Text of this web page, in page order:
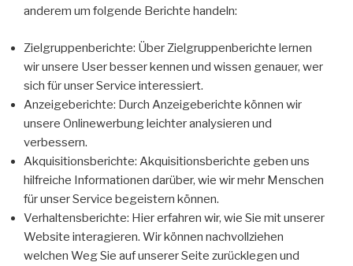
anderem um folgende Berichte handeln:
Zielgruppenberichte: Über Zielgruppenberichte lernen
wir unsere User besser kennen und wissen genauer, wer
sich für unser Service interessiert.
Anzeigeberichte: Durch Anzeigeberichte können wir
unsere Onlinewerbung leichter analysieren und
verbessern.
Akquisitionsberichte: Akquisitionsberichte geben uns
hilfreiche Informationen darüber, wie wir mehr Menschen
für unser Service begeistern können.
Verhaltensberichte: Hier erfahren wir, wie Sie mit unserer
Website interagieren. Wir können nachvollziehen
welchen Weg Sie auf unserer Seite zurücklegen und